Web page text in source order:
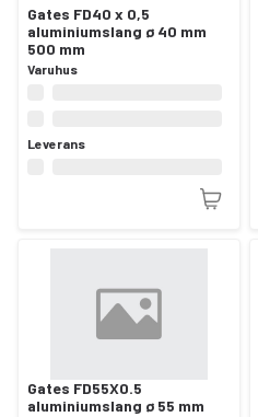
Gates FD40 x 0,5
aluminiumslang ø 40 mm
500 mm
Varuhus
Leverans
Gates FD55X0.5
aluminiumslang ø 55 mm